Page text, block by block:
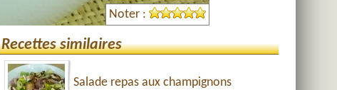
Noter :
Recettes similaires
Salade repas aux champignons